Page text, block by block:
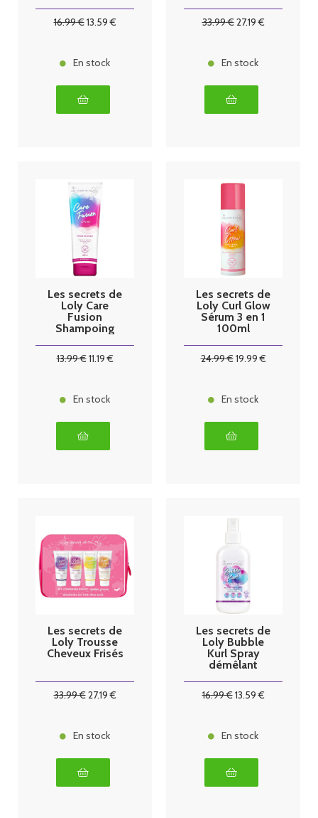
16.99€13.59€
En stock
33.99€27.19€
En stock
Les secrets de
Loly Care
Fusion
Shampoing
13.99€11.19€
En stock
Les secrets de
Loly Curl Glow
Sérum 3 en 1
100ml
24.99€19.99€
En stock
Les secrets de
Loly Trousse
Cheveux Frisés
33.99€27.19€
En stock
Les secrets de
Loly Bubble
Kurl Spray
démêlant
16.99€13.59€
En stock